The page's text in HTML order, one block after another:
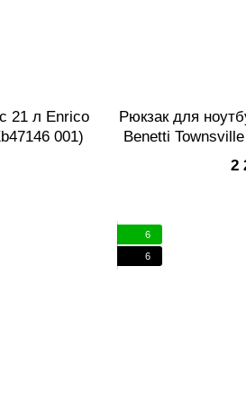
21 л Enrico
001)
Рюкзак для
Benetti
2
6
6